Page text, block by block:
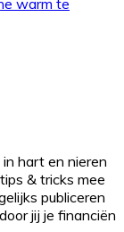
hart en nieren
& tricks mee
publiceren
jij je financiën